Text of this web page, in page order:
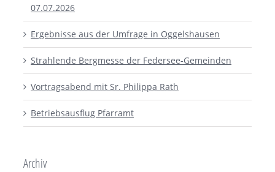
07.07.2026
Ergebnisse aus der Umfrage in Oggelshausen
Strahlende Bergmesse der Federsee-Gemeinden
Vortragsabend mit Sr. Philippa Rath
Betriebsausflug Pfarramt
Archiv